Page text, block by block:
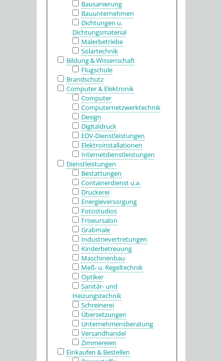
Bausanierung
Bauunternehmen
Dichtungen u.
Dichtungsmaterial
Malerbetriebe
Solartechnik
Bildung & Wissenschaft
Flugschule
Brandschutz
Computer & Elektronik
Computer
Computernetzwerktechnik
Design
Digitaldruck
EDV-Dienstleistungen
Elektroinstallationen
Internetdienstleistungen
Dienstleistungen
Bestattungen
Containerdienst u.a.
Druckerei
Energieversorgung
Fotostudios
Friseursalon
Grabmale
Industrievertretungen
Kinderbetreuung
Maschinenbau
Meß- u. Regeltechnik
Optiker
Sanitär- und
Heizungstechnik
Schreinerei
Übersetzungen
Unternehmensberatung
Versandhandel
Zimmereien
Einkaufen & Bestellen